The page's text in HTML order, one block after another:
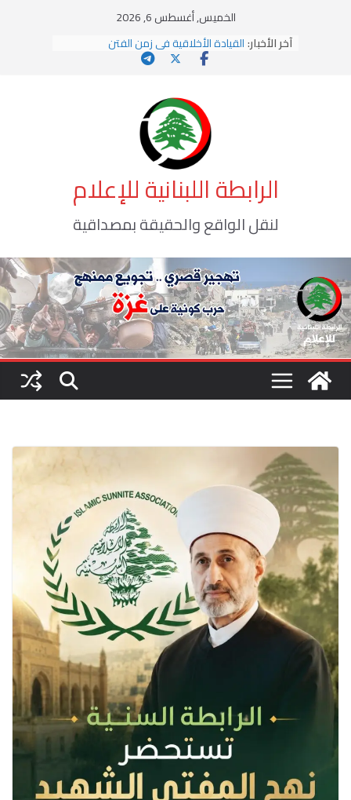
الخميس, أغسطس 6, 2026
آخر الأخبار:القيادة الأخلاقية في زمن الفتن
الاستلاب الثقافي وتحديات الهوية الإسلامية
يومَ يَفيضُ العَرَقُ
الرابطة اللبنانية للإعلام
لنقل الواقع والحقيقة بمصداقية